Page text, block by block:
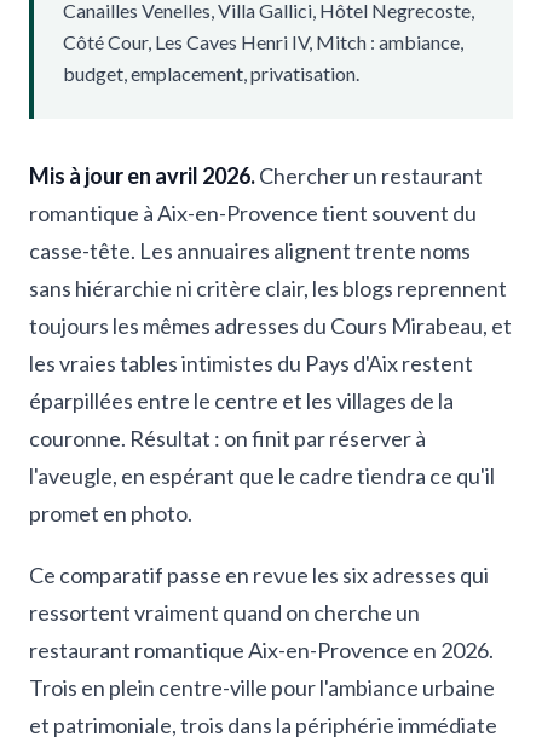
Canailles Venelles, Villa Gallici, Hôtel Negrecoste,
Côté Cour, Les Caves Henri IV, Mitch : ambiance,
budget, emplacement, privatisation.
Mis à jour en avril 2026.Chercher un restaurant
romantique à Aix-en-Provence tient souvent du
casse-tête. Les annuaires alignent trente noms
sans hiérarchie ni critère clair, les blogs reprennent
toujours les mêmes adresses du Cours Mirabeau, et
les vraies tables intimistes du Pays d'Aix restent
éparpillées entre le centre et les villages de la
couronne. Résultat : on finit par réserver à
l'aveugle, en espérant que le cadre tiendra ce qu'il
promet en photo.
Ce comparatif passe en revue les six adresses qui
ressortent vraiment quand on cherche un
restaurant romantique Aix-en-Provence en 2026.
Trois en plein centre-ville pour l'ambiance urbaine
et patrimoniale, trois dans la périphérie immédiate